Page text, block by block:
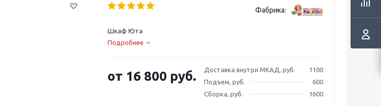
Фабрика:
Шкаф Юта
Подробнее
Доставка внутри МКАД, руб.
1100
Подъем, руб.
600
Сборка, руб.
1600
от 16 800 руб.